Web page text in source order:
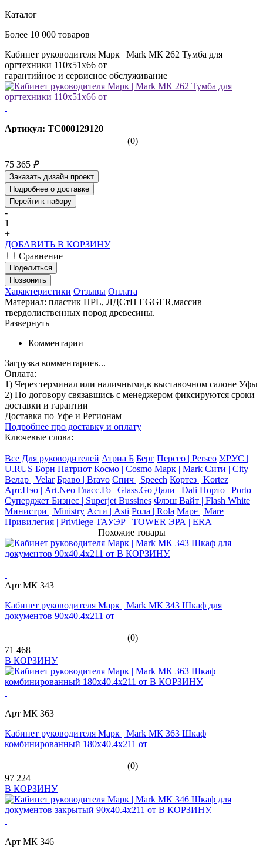
Каталог
Более 10 000 товаров
Кабинет руководителя Марк | Mark МК 262 Тумба для
оргтехники 110x51x66 от
гарантийное и сервисное обслуживание
Артикул: ТС000129120
(0)
75 365 ₽
Заказать дизайн проект
Подробнее о доставке
Перейти к набору
-
1
+
ДОБАВИТЬ В КОРЗИНУ
Сравнение
Поделиться
Позвонить
Характеристики Отзывы Оплата
Материал: пластик HPL, ЛДСтП EGGER,массив
твердолиственных пород древесины.
Развернуть
Комментарии
Загрузка комментариев...
Оплата:
1) Через терминал или наличными,в выставочном салоне Уфы
2) По договору связавшись с менеджером фиксируются сроки
доставки и гарантии
Доставка по Уфе и Регионам
Подробнее про доставку и оплату
Ключевые слова:
Все Для руководителей Атриа Б Берг Персео | Perseo У.РУС |
U.RUS Борн Патриот Космо | Cosmo Марк | Mark Сити | City
Велар | Velar Браво | Bravo Спич | Speech Кортез | Kortez
Арт.Нэо | Art.Neo Гласс.Го | Glass.Go Дали | Dali Порто | Porto
Суперджет Бизнес | Superjet Bussines Флэш Вайт | Flash White
Министри | Ministry Асти | Asti Рола | Rola Маре | Mare
Привилегия | Privilege ТАУЭР | TOWER ЭРА | ERA
Похожие товары
Арт МК 343
Кабинет руководителя Марк | Mark МК 343 Шкаф для
документов 90x40.4x211 от
(0)
71 468
В КОРЗИНУ
Арт МК 363
Кабинет руководителя Марк | Mark МК 363 Шкаф
комбинированный 180x40.4x211 от
(0)
97 224
В КОРЗИНУ
Арт МК 346